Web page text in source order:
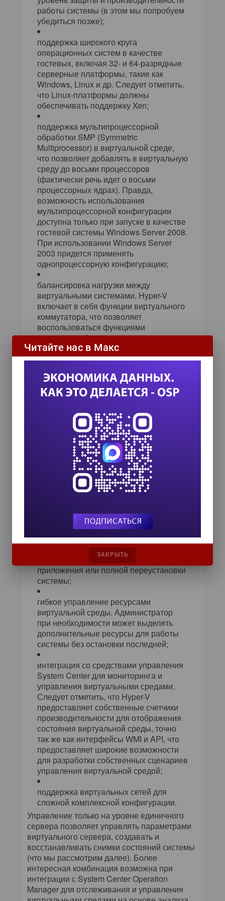
работы системы (в этом мы попробуем
убедиться позже);
поддержка широкого круга
операционных систем в качестве
гостевых, включая 32- и 64-разрядные
серверные платформы, такие как
Windows, Linux и др. Следует отметить,
что Linux-платформы должны
обеспечивать поддержку Xen;
поддержка мультипроцессорной
обработки SMP (Symmetric
Multiprocessor) в виртуальной среде,
что позволяет добавлять в виртуальную
среду до восьми процессоров
(фактически речь идет о восьми
процессорных ядрах). Правда,
возможность использования
мультипроцессорной конфигурации
доступна только при запуске в качестве
гостевой системы Windows Server 2008.
При использовании Windows Server
2003 придется применять
однопроцессорную конфигурацию;
балансировка нагрузки между
виртуальными системами. Hyper-V
включает в себя функции виртуального
коммутатора, что позволяет
воспользоваться функциями
компонента балансировки нагрузки
Network Load Balancing (NLB);
системы с одной физической
платформы на другую, что позволяет
построить кластерную среду, которая
обеспечивает переход с одного
сервера на другой в случае сбоя
первого или миграцию на более
производительный сервер;
создание снимков виртуальной
системы. Данная особенность очень
полезна при использовании сервера
для тестирования приложений и служб,
после установки нового приложения
администратор сможет восстановить
предыдущее состояние сервера,
минимизируя время, которое
понадобилось бы для удаления
приложения или полной переустановки
системы;
гибкое управление ресурсами
виртуальной среды. Администратор
при необходимости может выделять
дополнительные ресурсы для работы
системы без остановки последней;
интеграция со средствами управления
System Center для мониторинга и
управления виртуальными средами.
Следует отметить, что Hyper-V
предоставляет собственные счетчики
производительности для отображения
состояния виртуальной среды, точно
так же как интерфейсы WMI и API, что
предоставляет широкие возможности
для разработки собственных сценариев
управления виртуальной средой;
поддержка виртуальных сетей для
сложной комплексной конфигурации.
Управление только на уровне единичного
сервера позволяет управлять параметрами
виртуального сервера, создавать и
восстанавливать снимки состояний системы
(что мы рассмотрим далее). Более
интересная комбинация возможна при
интеграции с System Center Operation
Manager для отслеживания и управления
Читайте нас в Макс
ЗАКРЫТЬ